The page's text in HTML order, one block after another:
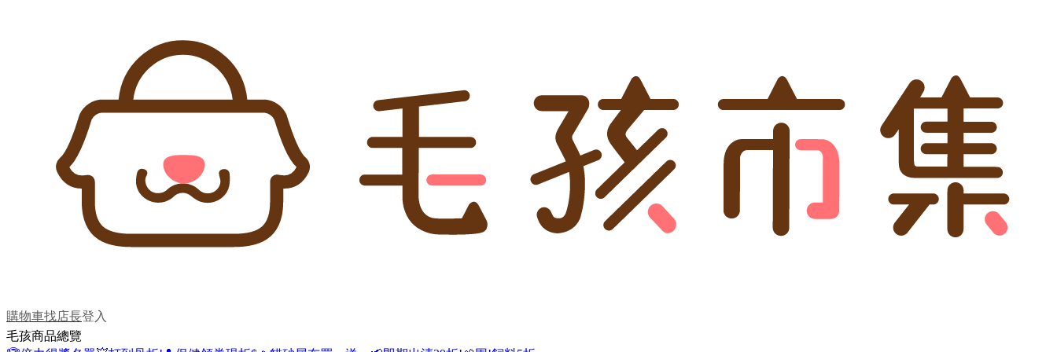
購物車找店長登入
毛孩商品總覽